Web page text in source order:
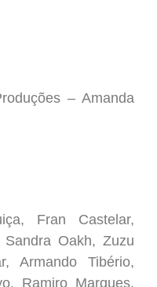
– Amanda
Fran Castelar,
Oakh, Zuzu
Armando Tibério,
Ramiro Marques,